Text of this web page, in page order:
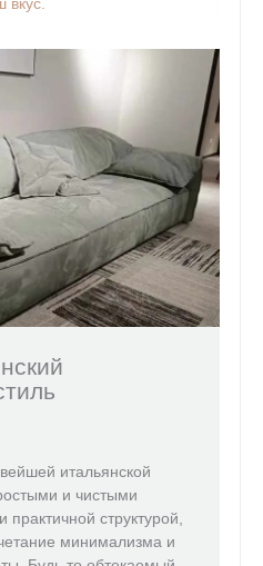
вкус.
итальянской
и чистыми
структурой,
минимализма и